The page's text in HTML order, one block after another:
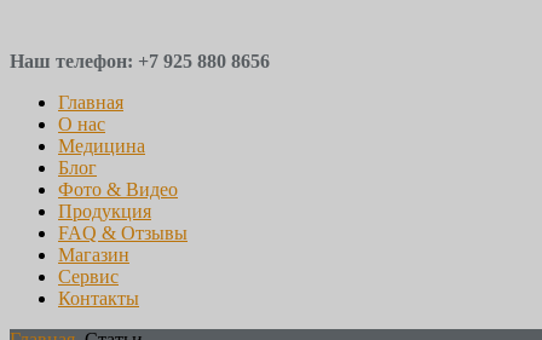
Наш телефон: +7 925 880 8656
Главная
О нас
Медицина
Блог
Фото & Видео
Продукция
FAQ & Отзывы
Магазин
Сервис
Контакты